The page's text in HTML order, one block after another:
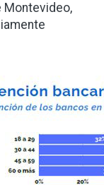
Montevideo,